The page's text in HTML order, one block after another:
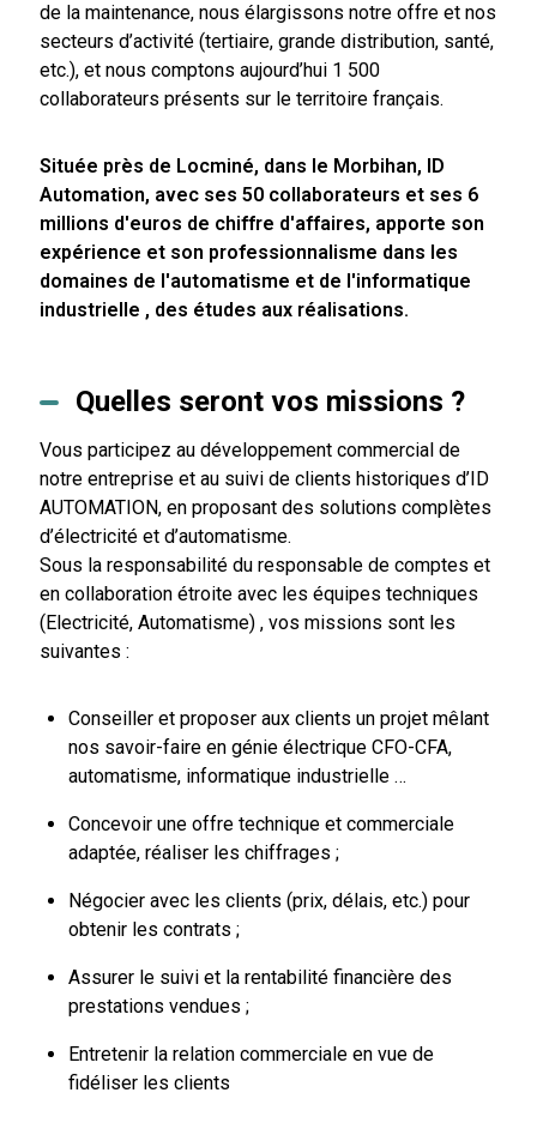
de la maintenance, nous élargissons notre offre et nos
secteurs d’activité (tertiaire, grande distribution, santé,
etc.), et nous comptons aujourd’hui 1 500
collaborateurs présents sur le territoire français.
Située près de Locminé, dans le Morbihan, ID
Automation, avec ses 50 collaborateurs et ses 6
millions d'euros de chiffre d'affaires, apporte son
expérience et son professionnalisme dans les
domaines de l'automatisme et de l'informatique
industrielle , des études aux réalisations.
Quelles seront vos missions ?
Vous participez au développement commercial de
notre entreprise et au suivi de clients historiques d’ID
AUTOMATION, en proposant des solutions complètes
d’électricité et d’automatisme.
Sous la responsabilité du responsable de comptes et
en collaboration étroite avec les équipes techniques
(Electricité, Automatisme) , vos missions sont les
suivantes :
Conseiller et proposer aux clients un projet mêlant
nos savoir-faire en génie électrique CFO-CFA,
automatisme, informatique industrielle …
Concevoir une offre technique et commerciale
adaptée, réaliser les chiffrages ;
Négocier avec les clients (prix, délais, etc.) pour
obtenir les contrats ;
Assurer le suivi et la rentabilité financière des
prestations vendues ;
Entretenir la relation commerciale en vue de
fidéliser les clients